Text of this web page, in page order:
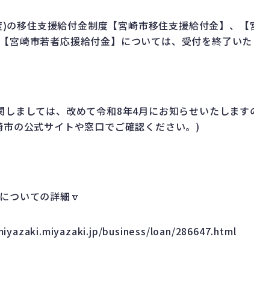
移住支援給付金制度【宮崎市移住支援給付金】、【
宮崎市若者応援給付金】については、受付を終了いた
しましては、改めて令和8年4月にお知らせいたします
の公式サイトや窓口でご確認ください。)
ついての詳細🔽
business/loan/286647.html